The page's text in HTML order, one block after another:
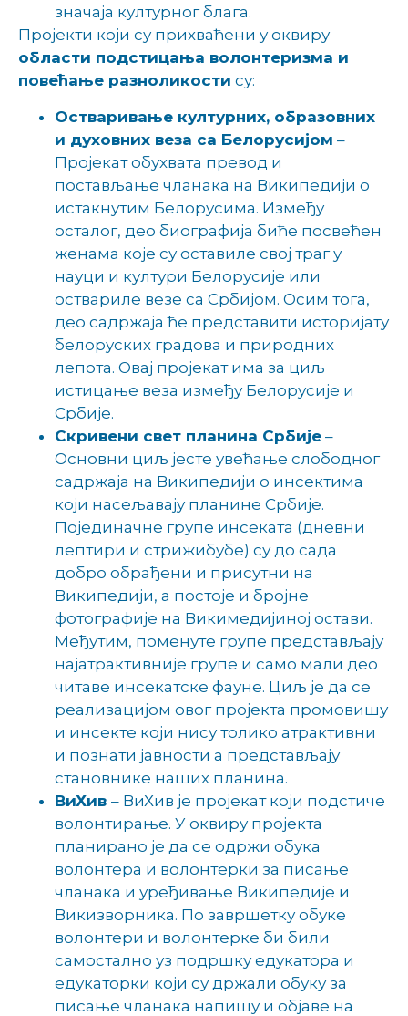
значаја културног блага.
Пројекти који су прихваћени у оквиру
области подстицања волонтеризма и
повећање разноликости су:
Остваривање културних, образовних
и духовних веза са Белорусијом –
Пројекат обухвата превод и
постављање чланака на Википедији о
истакнутим Белорусима. Између
осталог, део биографија биће посвећен
женама које су оставиле свој траг у
науци и култури Белорусије или
оствариле везе са Србијом. Осим тога,
део садржаја ће представити историјату
белоруских градова и природних
лепота. Овај пројекат има за циљ
истицање веза између Белорусије и
Србије.
Скривени свет планина Србије –
Основни циљ јесте увећање слободног
садржаја на Википедији о инсектима
који насељавају планине Србије.
Појединачне групе инсеката (дневни
лептири и стрижибубе) су до сада
добро обрађени и присутни на
Википедији, а постоје и бројне
фотографије на Викимедијиној остави.
Међутим, поменуте групе представљају
најатрактивније групе и само мали део
читаве инсекатске фауне. Циљ је да се
реализацијом овог пројекта промовишу
и инсекте који нису толико атрактивни
и познати јавности а представљају
становнике наших планина.
ВиХив – ВиХив је пројекат који подстиче
волонтирање. У оквиру пројекта
планирано је да се одржи обука
волонтера и волонтерки за писање
чланака и уређивање Википедије и
Викизворника. По завршетку обуке
волонтери и волонтерке би били
самостално уз подршку едукатора и
едукаторки који су држали обуку за
писање чланака напишу и објаве на